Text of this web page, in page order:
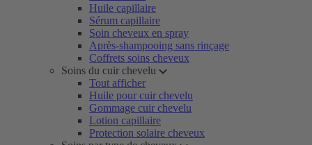
Huile capillaire
Sérum capillaire
Soin cheveux en spray
Après-shampooing sans rinçage
Coffrets soins cheveux
Soins du cuir chevelu
Tout afficher
Huile pour cuir chevelu
Gommage cuir chevelu
Lotion capillaire
Protection solaire cheveux